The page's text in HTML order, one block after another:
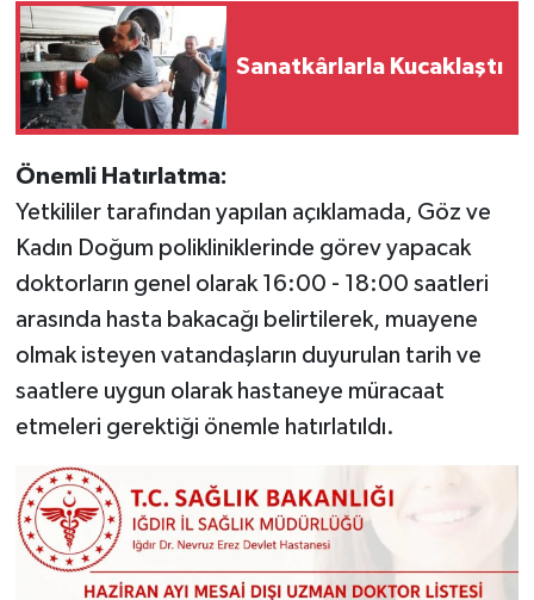
Sanatkârlarla Kucaklaştı
Önemli Hatırlatma:
Yetkililer tarafından yapılan açıklamada, Göz ve
Kadın Doğum polikliniklerinde görev yapacak
doktorların genel olarak 16:00 - 18:00 saatleri
arasında hasta bakacağı belirtilerek, muayene
olmak isteyen vatandaşların duyurulan tarih ve
saatlere uygun olarak hastaneye müracaat
etmeleri gerektiği önemle hatırlatıldı.